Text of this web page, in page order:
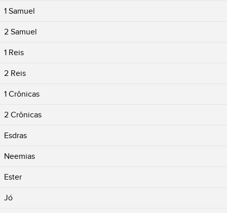
1 Samuel
2 Samuel
1 Reis
2 Reis
1 Crônicas
2 Crônicas
Esdras
Neemias
Ester
Jó